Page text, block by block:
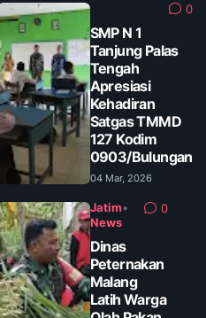
0
SMP N 1
Tanjung Palas
Tengah
Apresiasi
Kehadiran
Satgas TMMD
127 Kodim
0903/Bulungan
04 Mar, 2026
Jatim•
News
0
Dinas
Peternakan
Malang
Latih Warga